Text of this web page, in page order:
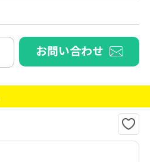
お問い合わせ